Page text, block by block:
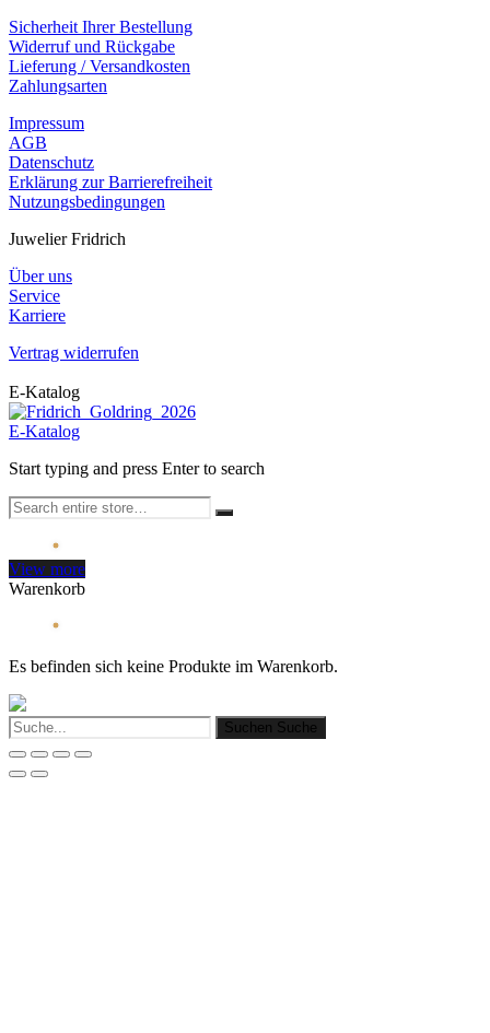
Sicherheit Ihrer Bestellung
Widerruf und Rückgabe
Lieferung / Versandkosten
Zahlungsarten
Impressum
AGB
Datenschutz
Erklärung zur Barrierefreiheit
Nutzungsbedingungen
Juwelier Fridrich
Über uns
Service
Karriere
Vertrag widerrufen
E-Katalog
E-Katalog
Start typing and press Enter to search
View more
Warenkorb
Es befinden sich keine Produkte im Warenkorb.
Suchen Suche